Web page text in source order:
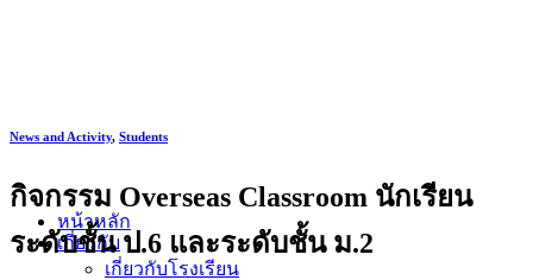
หน้าหลัก
เกี่ยวกับ
เกี่ยวกับโรงเรียน
News and Activity, Students
กิจกรรม Overseas Classroom นักเรียน
ระดับชั้น ป.6 และระดับชั้น ม.2